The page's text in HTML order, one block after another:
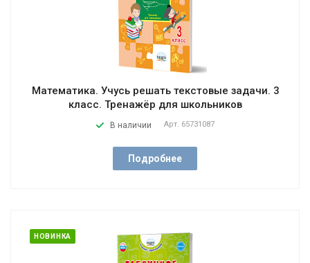
Математика. Учусь решать текстовые задачи. 3
класс. Тренажёр для школьников
В наличии Арт. 65731087
Подробнее
НОВИНКА